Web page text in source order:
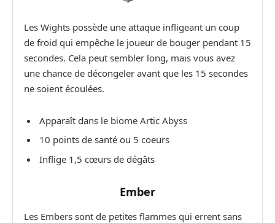
Les Wights possède une attaque infligeant un coup
de froid qui empêche le joueur de bouger pendant 15
secondes. Cela peut sembler long, mais vous avez
une chance de décongeler avant que les 15 secondes
ne soient écoulées.
Apparaît dans le biome Artic Abyss
10 points de santé ou 5 coeurs
Inflige 1,5 cœurs de dégâts
Ember
Les Embers sont de petites flammes qui errent sans